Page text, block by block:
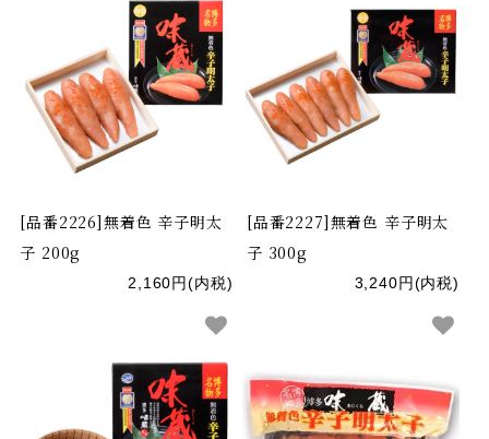
[品番2226]無着色 辛子明太
子 200g
2,160円(内税)
[品番2227]無着色 辛子明太
子 300g
3,240円(内税)